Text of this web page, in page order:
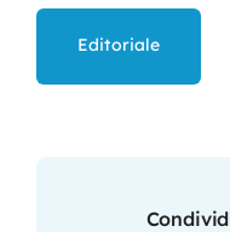
Editoriale